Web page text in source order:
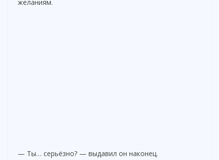
желаниям.
— Ты… серьёзно? — выдавил он наконец.